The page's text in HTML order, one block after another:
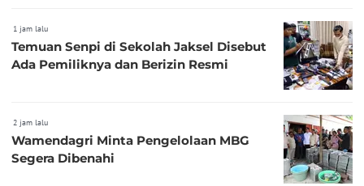
1 jam lalu
Temuan Senpi di Sekolah Jaksel Disebut
Ada Pemiliknya dan Berizin Resmi
2 jam lalu
Wamendagri Minta Pengelolaan MBG
Segera Dibenahi